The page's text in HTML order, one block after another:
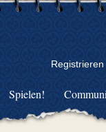
Registrieren
Spielen!